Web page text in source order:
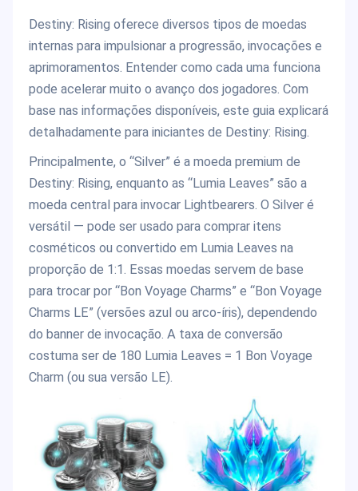
Destiny: Rising oferece diversos tipos de moedas
internas para impulsionar a progressão, invocações e
aprimoramentos. Entender como cada uma funciona
pode acelerar muito o avanço dos jogadores. Com
base nas informações disponíveis, este guia explicará
detalhadamente para iniciantes de Destiny: Rising.
Principalmente, o “Silver” é a moeda premium de
Destiny: Rising, enquanto as “Lumia Leaves” são a
moeda central para invocar Lightbearers. O Silver é
versátil — pode ser usado para comprar itens
cosméticos ou convertido em Lumia Leaves na
proporção de 1:1. Essas moedas servem de base
para trocar por “Bon Voyage Charms” e “Bon Voyage
Charms LE” (versões azul ou arco-íris), dependendo
do banner de invocação. A taxa de conversão
costuma ser de 180 Lumia Leaves = 1 Bon Voyage
Charm (ou sua versão LE).